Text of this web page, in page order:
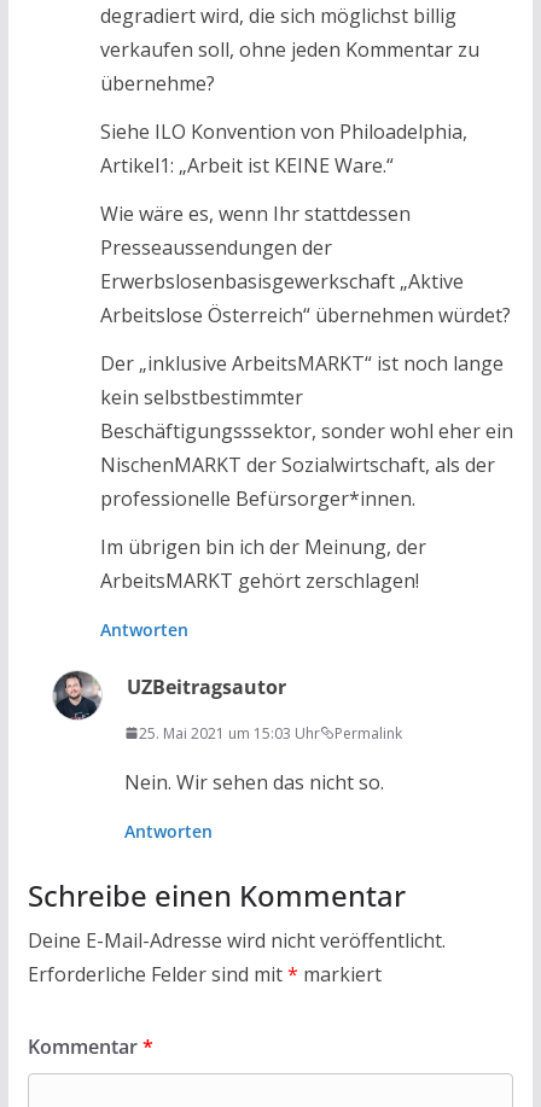
degradiert wird, die sich möglichst billig
verkaufen soll, ohne jeden Kommentar zu
übernehme?
Siehe ILO Konvention von Philoadelphia,
Artikel1: „Arbeit ist KEINE Ware.“
Wie wäre es, wenn Ihr stattdessen
Presseaussendungen der
Erwerbslosenbasisgewerkschaft „Aktive
Arbeitslose Österreich“ übernehmen würdet?
Der „inklusive ArbeitsMARKT“ ist noch lange
kein selbstbestimmter
Beschäftigungsssektor, sonder wohl eher ein
NischenMARKT der Sozialwirtschaft, als der
professionelle Befürsorger*innen.
Im übrigen bin ich der Meinung, der
ArbeitsMARKT gehört zerschlagen!
Antworten
UZBeitragsautor
25. Mai 2021 um 15:03 Uhr Permalink
Nein. Wir sehen das nicht so.
Antworten
Schreibe einen Kommentar
Deine E-Mail-Adresse wird nicht veröffentlicht.
Erforderliche Felder sind mit* markiert
Kommentar*